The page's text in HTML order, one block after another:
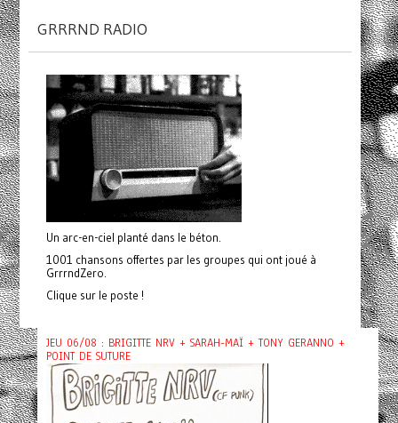
GRRRND RADIO
Un arc-en-ciel planté dans le béton.
1001 chansons offertes par les groupes qui ont joué à
GrrrndZero.
Clique sur le poste !
JEU 06/08 : BRIGITTE NRV + SARAH-MAÏ + TONY GERANNO +
POINT DE SUTURE